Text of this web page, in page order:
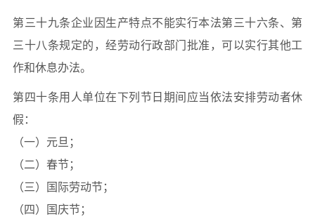
第三十九条企业因生产特点不能实行本法第三十六条、第
三十八条规定的，经劳动行政部门批准，可以实行其他工
作和休息办法。
第四十条用人单位在下列节日期间应当依法安排劳动者休
假：
（一）元旦；
（二）春节；
（三）国际劳动节；
（四）国庆节；